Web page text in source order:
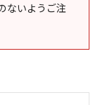
ないようご注